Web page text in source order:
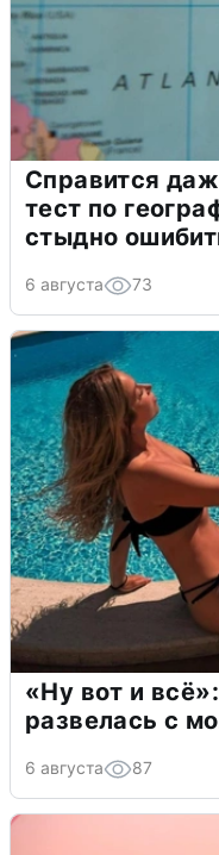
Справится
тест по
стыдно
6 августа 73
«Ну вот и
развелась с
6 августа 87